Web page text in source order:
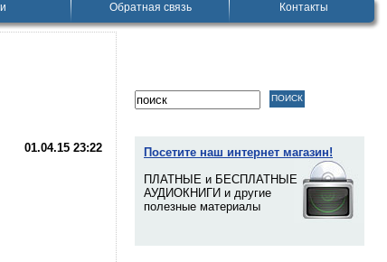
Обратная связь Контакты
01.04.15 23:22
Посетите наш интернет магазин!
ПЛАТНЫЕ и БЕСПЛАТНЫЕ
АУДИОКНИГИ и другие
полезные материалы